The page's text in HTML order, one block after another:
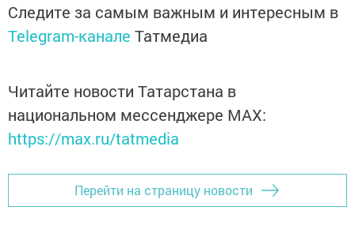
Следите за самым важным и интересным в
Telegram-канале Татмедиа
Читайте новости Татарстана в
национальном мессенджере MАХ:
https://max.ru/tatmedia
Перейти на страницу новости